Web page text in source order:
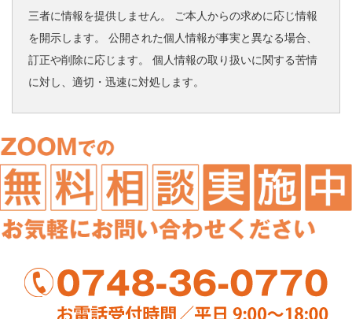
三者に情報を提供しません。 ご本人からの求めに応じ情報
を開示します。 公開された個人情報が事実と異なる場合、
訂正や削除に応じます。 個人情報の取り扱いに関する苦情
に対し、適切・迅速に対処します。